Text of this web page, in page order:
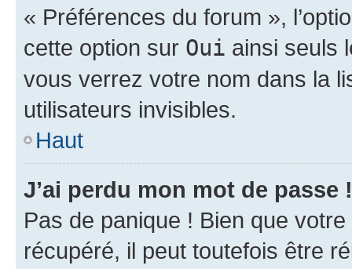
« Préférences du forum »,
cette option sur Oui ainsi seuls
vous verrez votre nom dans la
utilisateurs invisibles.
Haut
J’ai perdu mon mot de passe !
Pas de panique ! Bien que
récupéré, il peut toutefois être